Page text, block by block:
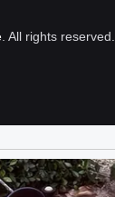
. All rights reserved.